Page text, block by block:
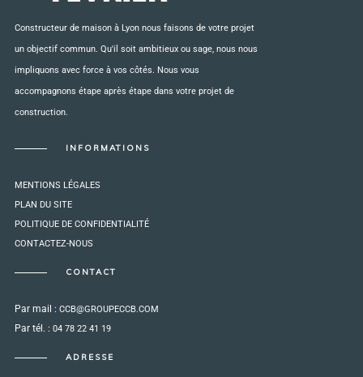
Constructeur de maison à Lyon nous faisons de votre projet
un objectif commun. Qu'il soit ambitieux ou sage, nous nous
impliquons avec force à vos côtés. Nous vous
accompagnons étape après étape dans votre projet de
construction.
INFORMATIONS
MENTIONS LÉGALES
PLAN DU SITE
POLITIQUE DE CONFIDENTIALITÉ
CONTACTEZ-NOUS
CONTACT
Par mail : CCB@GROUPECCB.COM
Par tél. : 04 78 22 41 19
ADRESSE